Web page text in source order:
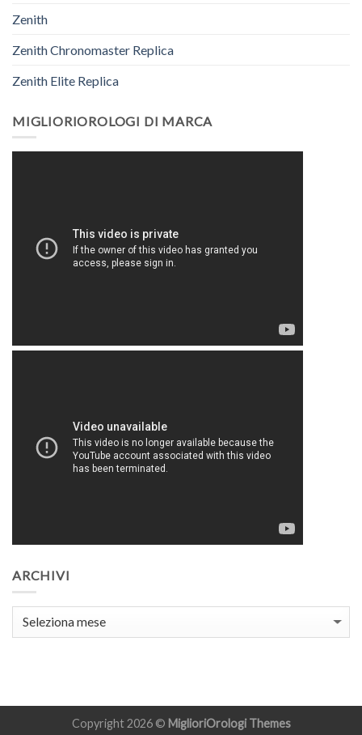
Zenith
Zenith Chronomaster Replica
Zenith Elite Replica
MIGLIORIOROLOGI DI MARCA
ARCHIVI
Archivi
Copyright 2026 © MiglioriOrologiThemes